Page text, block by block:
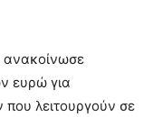
ανακοίνωσε
ευρώ για
λειτουργούν σε